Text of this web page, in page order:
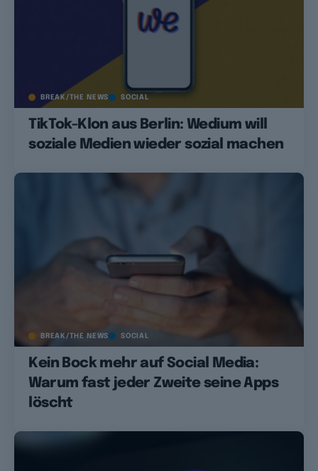
BREAK/THE NEWS SOCIAL
TikTok-Klon aus Berlin: Wedium will
soziale Medien wieder sozial machen
BREAK/THE NEWS SOCIAL
Kein Bock mehr auf Social Media:
Warum fast jeder Zweite seine Apps
löscht